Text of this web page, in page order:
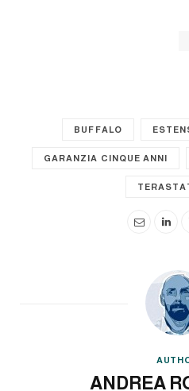
BUFFALO
GARANZIA CINQUE ANNI
ANDREA